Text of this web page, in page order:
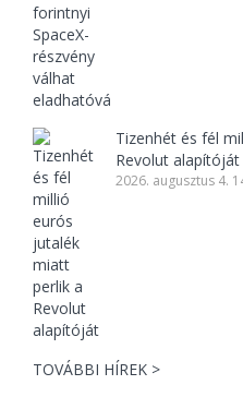
Tizenhét és fél
Revolut alapítóját
2026. augusztus 4.
TOVÁBBI HÍREK >